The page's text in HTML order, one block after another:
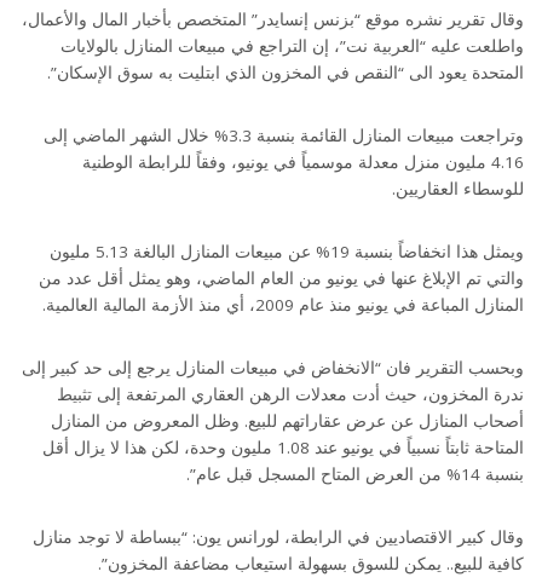
وقال تقرير نشره موقع “بزنس إنسايدر” المتخصص بأخبار المال والأعمال،
واطلعت عليه “العربية نت”، إن التراجع في مبيعات المنازل بالولايات
المتحدة يعود الى “النقص في المخزون الذي ابتليت به سوق الإسكان”.
وتراجعت مبيعات المنازل القائمة بنسبة 3.3% خلال الشهر الماضي إلى
4.16 مليون منزل معدلة موسمياً في يونيو، وفقاً للرابطة الوطنية
للوسطاء العقاريين.
ويمثل هذا انخفاضاً بنسبة 19% عن مبيعات المنازل البالغة 5.13 مليون
والتي تم الإبلاغ عنها في يونيو من العام الماضي، وهو يمثل أقل عدد من
المنازل المباعة في يونيو منذ عام 2009، أي منذ الأزمة المالية العالمية.
وبحسب التقرير فان “الانخفاض في مبيعات المنازل يرجع إلى حد كبير إلى
ندرة المخزون، حيث أدت معدلات الرهن العقاري المرتفعة إلى تثبيط
أصحاب المنازل عن عرض عقاراتهم للبيع. وظل المعروض من المنازل
المتاحة ثابتاً نسبياً في يونيو عند 1.08 مليون وحدة، لكن هذا لا يزال أقل
بنسبة 14% من العرض المتاح المسجل قبل عام”.
وقال كبير الاقتصاديين في الرابطة، لورانس يون: “ببساطة لا توجد منازل
كافية للبيع.. يمكن للسوق بسهولة استيعاب مضاعفة المخزون”.